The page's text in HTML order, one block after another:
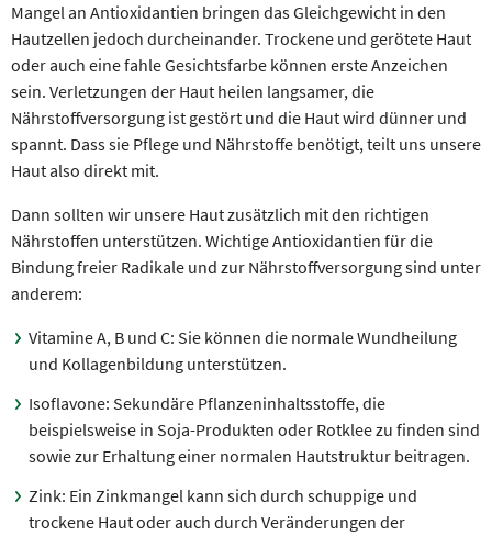
Mangel an Antioxidantien bringen das Gleichgewicht in den
Hautzellen jedoch durcheinander. Trockene und gerötete Haut
oder auch eine fahle Gesichtsfarbe können erste Anzeichen
sein. Verletzungen der Haut heilen langsamer, die
Nährstoffversorgung ist gestört und die Haut wird dünner und
spannt. Dass sie Pflege und Nährstoffe benötigt, teilt uns unsere
Haut also direkt mit.
Dann sollten wir unsere Haut zusätzlich mit den richtigen
Nährstoffen unterstützen. Wichtige Antioxidantien für die
Bindung freier Radikale und zur Nährstoffversorgung sind unter
anderem:
Vitamine A, B und C: Sie können die normale Wundheilung
und Kollagenbildung unterstützen.
Isoflavone: Sekundäre Pflanzeninhaltsstoffe, die
beispielsweise in Soja-Produkten oder Rotklee zu finden sind
sowie zur Erhaltung einer normalen Hautstruktur beitragen.
Zink: Ein Zinkmangel kann sich durch schuppige und
trockene Haut oder auch durch Veränderungen der